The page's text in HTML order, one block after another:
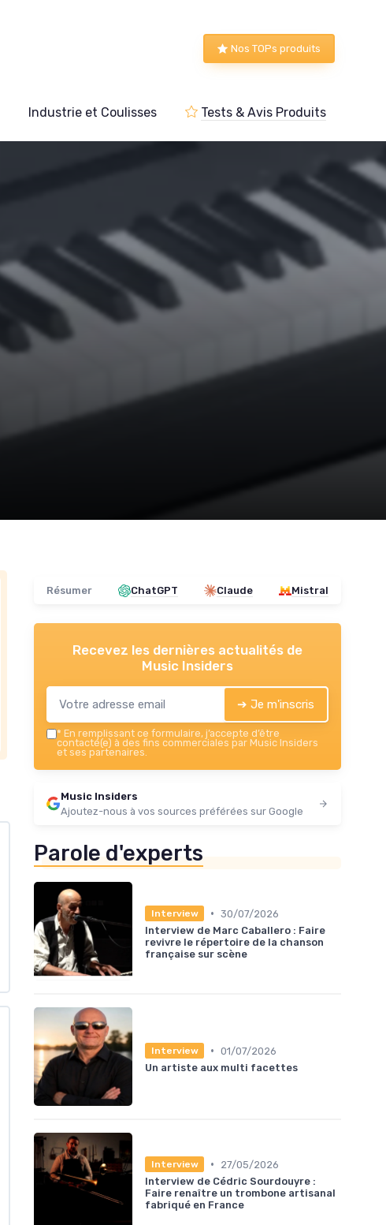
Nos TOPs produits
Industrie et Coulisses Tests & Avis Produits
Résumer ChatGPT Claude Mistral
Recevez les dernières actualités de
Music Insiders
➔ Je m'inscris
* En remplissant ce formulaire, j’accepte d’être
contacté(e) à des fins commerciales par Music Insiders
et ses partenaires.
Music Insiders
Ajoutez-nous à vos sources préférées sur Google
Parole d'experts
Interview • 30/07/2026
Interview de Marc Caballero : Faire
revivre le répertoire de la chanson
française sur scène
Interview • 01/07/2026
Un artiste aux multi facettes
Interview •
27/05/2026
Interview de Cédric Sourdouyre :
Faire renaître un trombone artisanal
fabriqué en France